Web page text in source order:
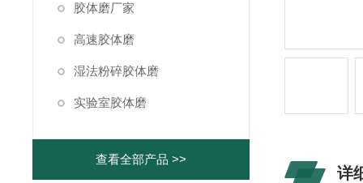
胶体磨厂家
高速胶体磨
湿法粉碎胶体磨
实验室胶体磨
查看全部产品 >>
详